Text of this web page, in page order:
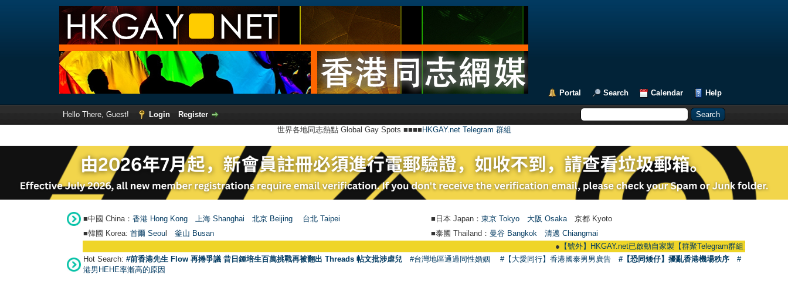
Portal Search Calendar Help
Hello There, Guest! Login
Register
世界各地同志熱點 Global Gay Spots ■■■■ HKGAY.net Telegram 群組
■中國 China： 香港 Hong Kong 上海 Shanghai 北京 Beijing 台北 Taipei ■日本 Japan： 東京 Tokyo 大阪 Osaka 京都 Kyoto
■韓國 Korea: 首爾 Seou 釜山 Busan ■泰國 Thailand： 曼谷 Bangkok
清邁 Chiangmai
【號外】HKGAY.net已啟動自家製【群聚Telegram群組】
Hot Search: #前香港先生 Flow 再捲爭議 昔日鍾培生百萬挑戰再被翻出 Threads 帖文批涉虐兒 #台灣地區通過同性婚姻 #【大愛同行】香港國泰男男廣告 #【恐同矮仔】擾亂香港機場秩序
#
港男HEHE率漸高的原因